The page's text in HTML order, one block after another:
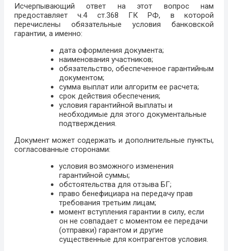
Исчерпывающий ответ на этот вопрос нам
предоставляет ч.4 ст.368 ГК РФ, в которой
перечислены обязательные условия банковской
гарантии, а именно:
дата оформления документа;
наименования участников;
обязательство, обеспеченное гарантийным
документом;
сумма выплат или алгоритм ее расчета;
срок действия обеспечения;
условия гарантийной выплаты и
необходимые для этого документальные
подтверждения.
Документ может содержать и дополнительные пункты,
согласованные сторонами:
условия возможного изменения
гарантийной суммы;
обстоятельства для отзыва БГ;
право бенефициара на передачу прав
требования третьим лицам;
момент вступления гарантии в силу, если
он не совпадает с моментом ее передачи
(отправки) гарантом и другие
существенные для контрагентов условия.